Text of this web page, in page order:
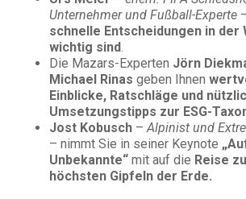
Unternehmer und Fußball-Experte
schnelle Entscheidungen in der
wichtig sind.
Die Mazars-Experten Jörn
Michael Rinas geben Ihnen
Einblicke, Ratschläge und
Umsetzungstipps zur ESG-
Jost Kobusch– Alpinist und
– nimmt Sie in seiner Keynote
Unbekannte“mit auf die Reise
höchsten Gipfeln der Erde.